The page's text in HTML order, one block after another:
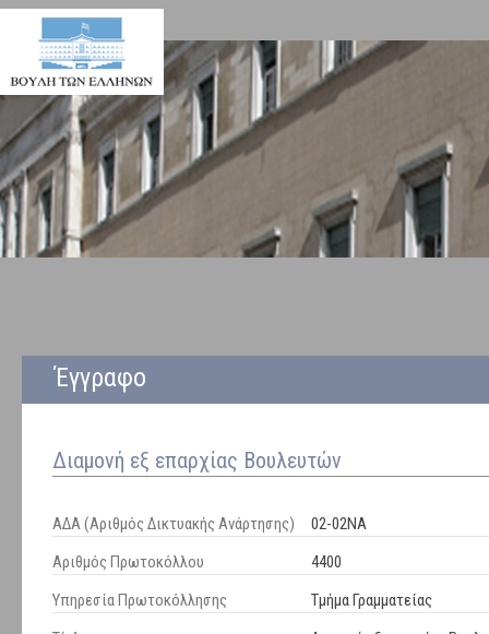
Έγγραφο
Διαμονή εξ επαρχίας Βουλευτών
ΑΔΑ (Αριθμός Δικτυακής Ανάρτησης)
02-02ΝΑ
Αριθμός Πρωτοκόλλου
4400
Υπηρεσία Πρωτοκόλλησης
Τμήμα Γραμματείας